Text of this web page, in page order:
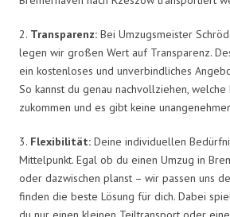
2. Transparenz: Bei Umzugsmeister
legen wir großen Wert auf Transparenz.
ein kostenloses und unverbindliches
So kannst du genau nachvollziehen, welche
zukommen und es gibt keine
3. Flexibilität: Deine individuellen
Mittelpunkt. Egal ob du einen Umzug in
oder dazwischen planst – wir passen uns
finden die beste Lösung für dich. Dabei